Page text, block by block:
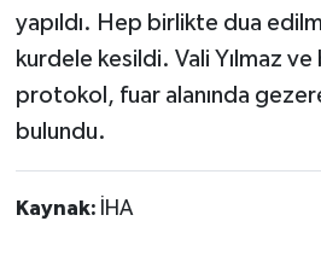
yapıldı. Hep birlikte dua
kurdele kesildi. Vali Yılmaz
protokol, fuar alanında
bulundu.
Kaynak: İHA